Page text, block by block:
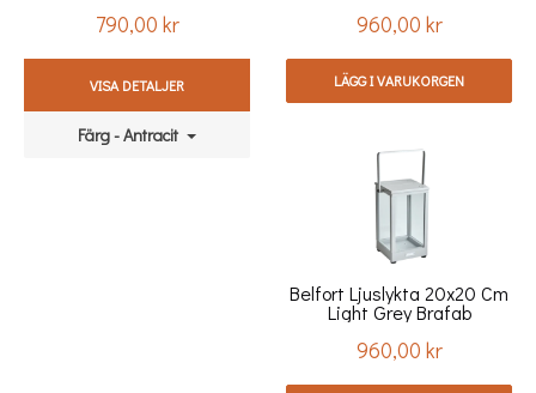
Pris
790,00 kr
VISA DETALJER
Färg - Antracit
Pris
960,00 kr
LÄGG I VARUKORGEN
Belfort Ljuslykta 20x20 Cm
Light Grey Brafab
Pris
960,00 kr